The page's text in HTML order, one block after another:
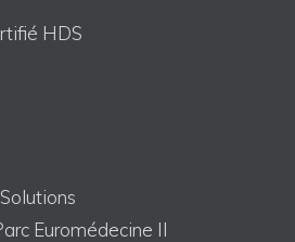
HDS
Euromédecine II